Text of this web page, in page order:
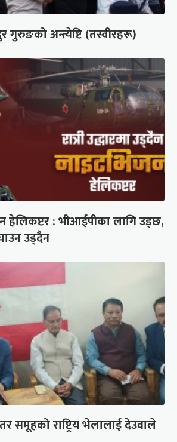
गुरुङको अन्त्येष्टि (तस्वीरहरू)
हेलिकप्टर : भीआईपीका लागि उड्छ,
उड्दैन
समूहको राष्ट्रिय भेलालाई देउवाले